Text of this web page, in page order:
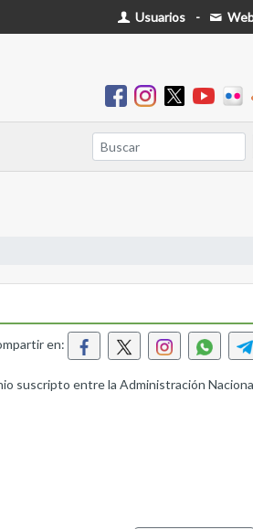
Usuarios -
en:
suscripto entre la Administración